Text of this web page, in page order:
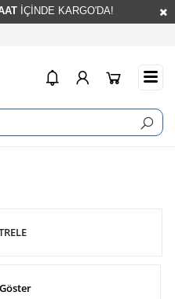
İÇİNDE KARGO'DA!